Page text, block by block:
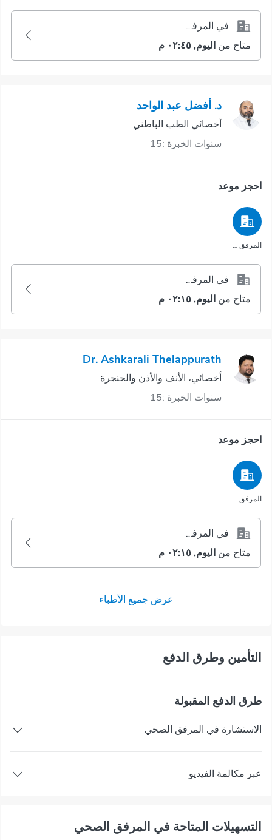
في المرفق الصحي
متاح من اليوم, ٠٢:٤٥ م
د. أفضل عبد الواحد
أخصائي الطب الباطني
سنوات الخبرة :15
احجز موعد
المرفق الصحي
في المرفق الصحي
متاح من اليوم, ٠٢:١٥ م
Dr. Ashkarali Thelappurath
أخصائي، الأنف والأذن والحنجرة
سنوات الخبرة :15
احجز موعد
المرفق الصحي
في المرفق الصحي
متاح من اليوم, ٠٢:١٥ م
عرض جميع الأطباء
التأمين وطرق الدفع
طرق الدفع المقبولة
الاستشارة في المرفق الصحي
عبر مكالمة الفيديو
التسهيلات المتاحة في المرفق الصحي